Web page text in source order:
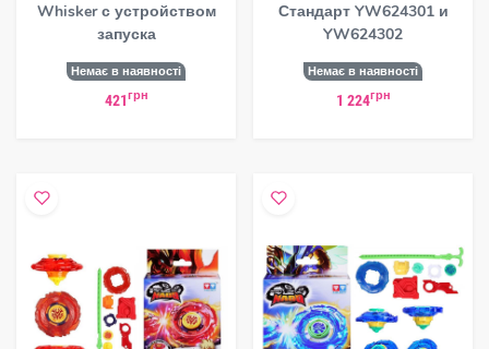
Whisker с устройством
запуска
Немає в наявності
421грн
Стандарт YW624301 и
YW624302
Немає в наявності
1 224грн